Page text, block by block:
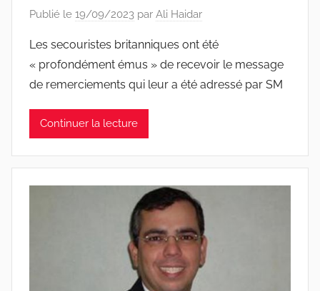
Publié le 19/09/2023 par Ali Haidar
Les secouristes britanniques ont été
« profondément émus » de recevoir le message
de remerciements qui leur a été adressé par SM
Continuer la lecture